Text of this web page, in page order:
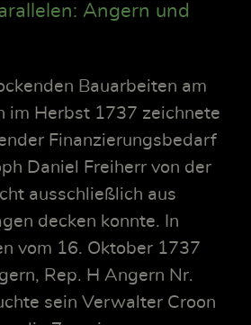
Angern und
Bauarbeiten am
im Herbst 1737 zeichnete
Finanzierungsbedarf
Daniel Freiherr von der
ausschließlich aus
decken konnte. In
vom 16. Oktober 1737
Rep. H Angern Nr.
sein Verwalter Croon